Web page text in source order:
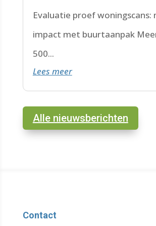
Evaluatie proef woningscans:
impact met buurtaanpak
500...
Lees meer
Alle nieuwsberichten
Contact